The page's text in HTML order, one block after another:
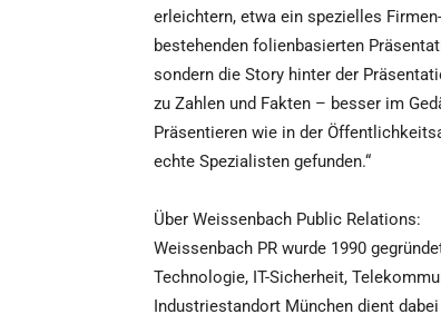
erleichtern, etwa ein spezielles
bestehenden folienbasierten
sondern die Story hinter der
zu Zahlen und Fakten – besser im
Präsentieren wie in der
echte Spezialisten gefunden.“
Über Weissenbach Public Relations:
Weissenbach PR wurde 1990
Technologie, IT-Sicherheit,
Industriestandort München dient